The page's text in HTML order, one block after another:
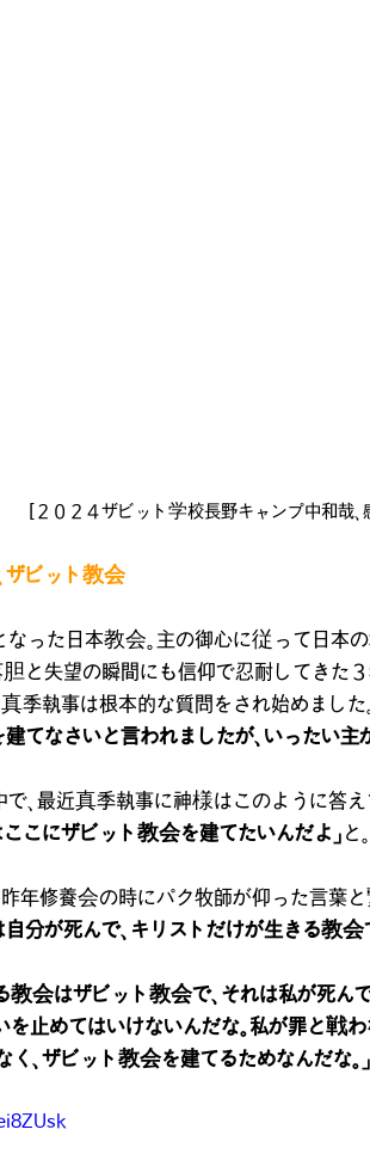
[２０２４ザビット学校長野キャンプ中和哉、
ザビット教会
った日本教会。主の御心に従って日本
と失望の瞬間にも信仰で忍耐してきた
季執事は根本的な質問をされ始めました
てなさいと言われましたが、いったい主
、最近真季執事に神様はこのように答え
こにザビット教会を建てたいんだよ」 と。
年修養会の時にパク牧師が仰った言葉と
分が死んで、キリストだけが生きる教会
教会はザビット教会で、それは私が死ん
止めてはいけないんだな。私が罪と戦
、ザビット教会を建てるためなんだな。」